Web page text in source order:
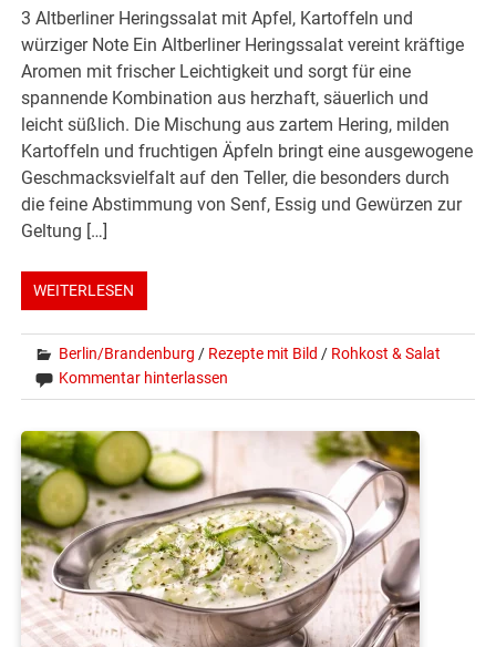
3 Altberliner Heringssalat mit Apfel, Kartoffeln und
würziger Note Ein Altberliner Heringssalat vereint kräftige
Aromen mit frischer Leichtigkeit und sorgt für eine
spannende Kombination aus herzhaft, säuerlich und
leicht süßlich. Die Mischung aus zartem Hering, milden
Kartoffeln und fruchtigen Äpfeln bringt eine ausgewogene
Geschmacksvielfalt auf den Teller, die besonders durch
die feine Abstimmung von Senf, Essig und Gewürzen zur
Geltung […]
WEITERLESEN
Berlin/Brandenburg / Rezepte mit Bild / Rohkost & Salat
Kommentar hinterlassen